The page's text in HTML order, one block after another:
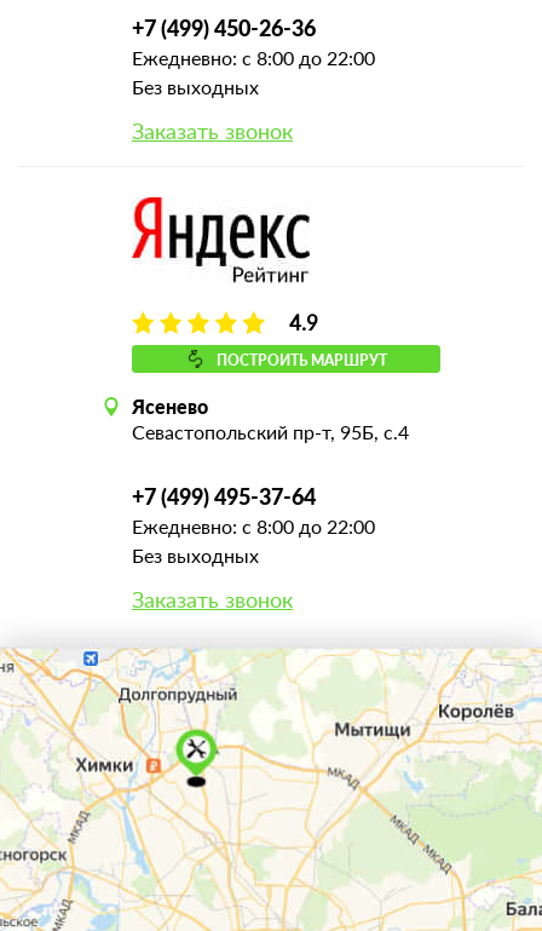
+7 (499) 450-26-36
Ежедневно: с 8:00 до 22:00
Без выходных
Заказать звонок
4.9
ПОСТРОИТЬ МАРШРУТ
Ясенево
Севастопольский пр-т, 95Б, с.4
+7 (499) 495-37-64
Ежедневно: с 8:00 до 22:00
Без выходных
Заказать звонок